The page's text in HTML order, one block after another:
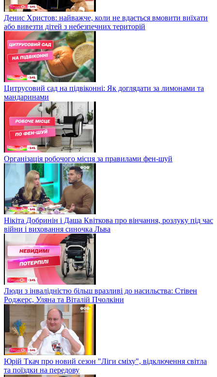
Денис Христов: найважче, коли не вдається вмовити виїхати
або вивезти дітей з небезпечних територій
Цитрусовий сад на підвіконні: Як доглядати за лимонами та
мандаринами
Організація робочого місця за правилами фен-шуй
Нікіта Добринін і Даша Квіткова про вінчання, розлуку під час
війни і виховання синочка Льва
Люди з інвалідністю більш вразливі до насильства: Стівен
Роджерс, Уляна та Віталій Пчолкіни
Юрій Ткач про новий сезон "Ліги сміху", відключення світла
та поїздки на передову